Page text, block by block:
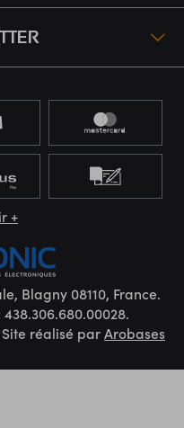
+
Blagny 08110, France.
438.306.680.00028.
réalisé parArobases